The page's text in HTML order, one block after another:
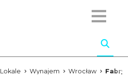
Lokale Wynajem Wrocław